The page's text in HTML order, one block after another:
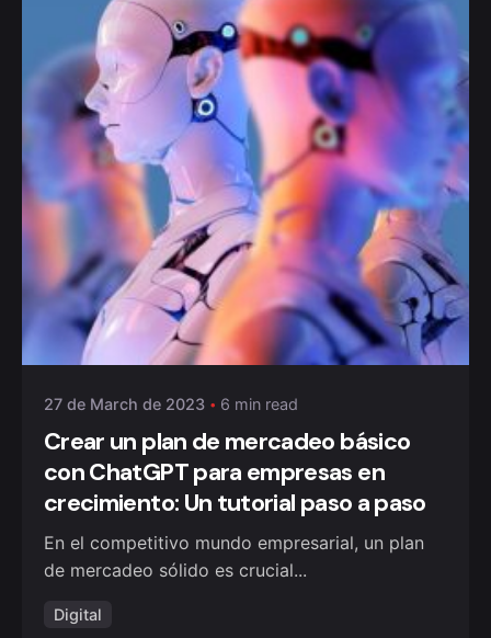
Posted by
monklic
27 de March de 2023 6 min read
Crear un plan de mercadeo básico
con ChatGPT para empresas en
crecimiento: Un tutorial paso a paso
En el competitivo mundo empresarial, un plan
de mercadeo sólido es crucial...
Digital